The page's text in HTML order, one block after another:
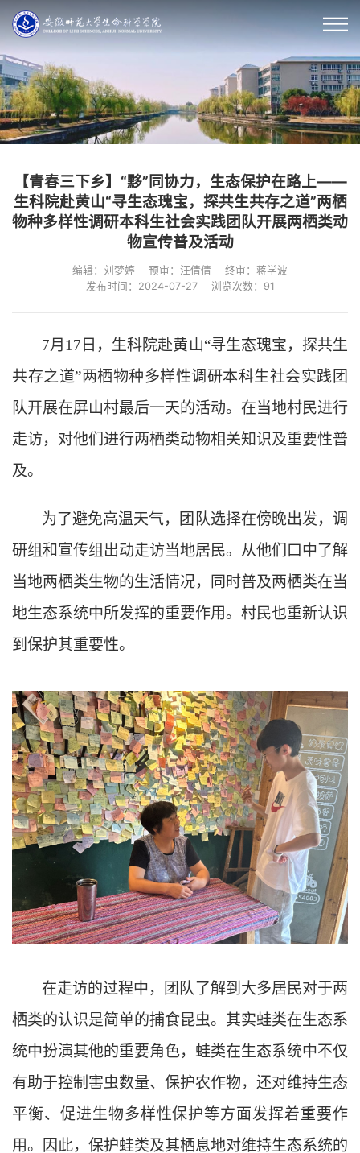
【青春三下乡】“黟”同协力，生态保护在路上——
生科院赴黄山“寻生态瑰宝，探共生共存之道”两栖
物种多样性调研本科生社会实践团队开展两栖类动
物宣传普及活动
编辑：刘梦婷 预审：汪倩倩
终审：蒋学波
发布时间：2024-07-27
浏览次数： 91
7月17日，生科院赴黄山“寻生态瑰宝，探共生
共存之道”两栖物种多样性调研本科生社会实践团
队开展在屏山村最后一天的活动。在当地村民进行
走访，对他们进行两栖类动物相关知识及重要性普
及。
为了避免高温天气，团队选择在傍晚出发，调
研组和宣传组出动走访当地居民。从他们口中了解
当地两栖类生物的生活情况，同时普及两栖类在当
地生态系统中所发挥的重要作用。村民也重新认识
到保护其重要性。
在走访的过程中，团队了解到大多居民对于两
栖类的认识是简单的捕食昆虫。其实蛙类在生态系
统中扮演其他的重要角色，蛙类在生态系统中不仅
有助于控制害虫数量、保护农作物，还对维持生态
平衡、促进生物多样性保护等方面发挥着重要作
用。因此，保护蛙类及其栖息地对维持生态系统的